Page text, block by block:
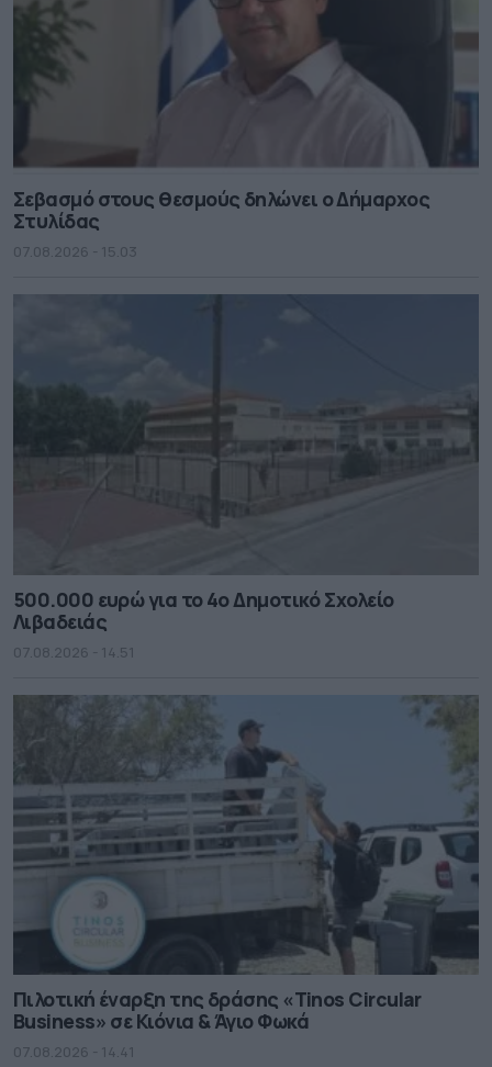
Σεβασμό στους θεσμούς δηλώνει ο Δήμαρχος
Στυλίδας
07.08.2026 - 15.03
500.000 ευρώ για το 4ο Δημοτικό Σχολείο
Λιβαδειάς
07.08.2026 - 14.51
Πιλοτική έναρξη της δράσης «Tinos Circular
Business» σε Κιόνια & Άγιο Φωκά
07.08.2026 - 14.41